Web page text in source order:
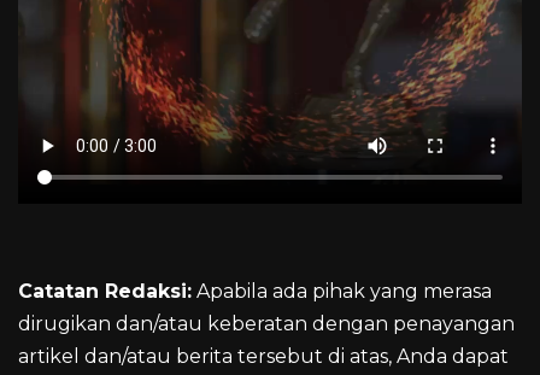
Catatan Redaksi: Apabila ada pihak yang merasa
dirugikan dan/atau keberatan dengan penayangan
artikel dan/atau berita tersebut di atas, Anda dapat